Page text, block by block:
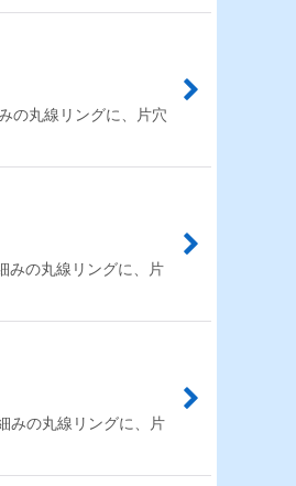
の丸線リングに、片穴
みの丸線リングに、片
みの丸線リングに、片